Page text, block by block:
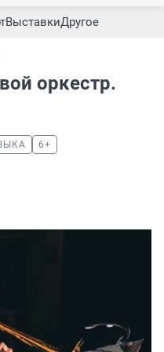
ВыставкиДругое
оркестр.
6+